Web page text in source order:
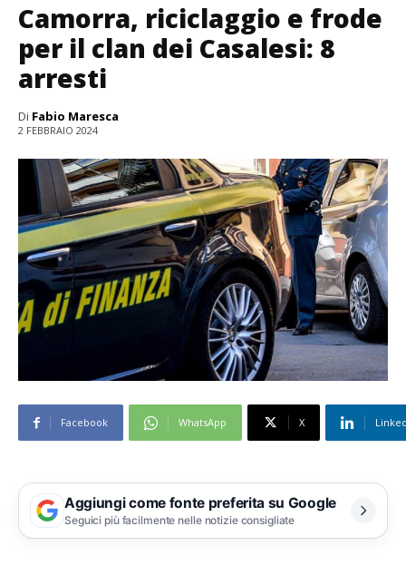
Camorra, riciclaggio e frode
per il clan dei Casalesi: 8
arresti
Di Fabio Maresca
2 FEBBRAIO 2024
Facebook WhatsApp X
Aggiungi come fonte preferita su Google
Seguici più facilmente nelle notizie consigliate